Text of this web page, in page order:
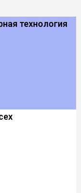
технология